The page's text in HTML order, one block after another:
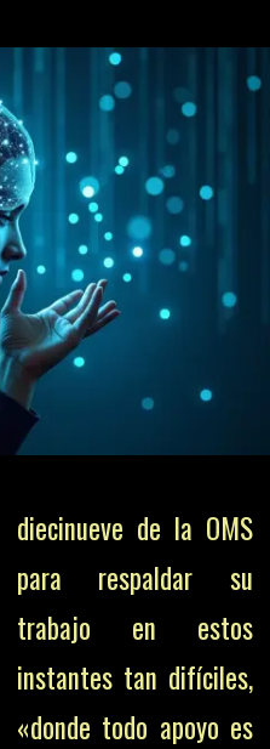
diecinueve de la OMS
para respaldar su
trabajo en estos
instantes tan difíciles,
«donde todo apoyo es